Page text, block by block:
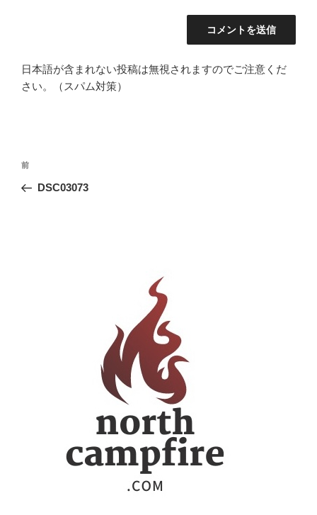
日本語が含まれない投稿は無視されますのでご注意くだ
さい。（スパム対策）
投
ナ
前
の
前
DSC03073